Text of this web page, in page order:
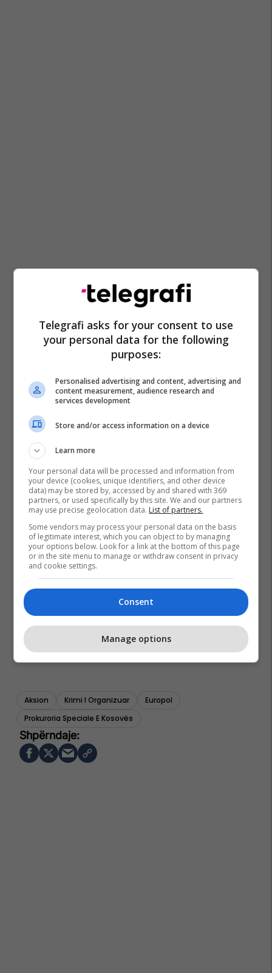
Aksion Krimi I Organizuar
Europol
Prokuroria Speciale E Kosovës
Telegrafi asks for your consent to use
your personal data for the following
purposes:
Personalised advertising and content, advertising and
content measurement, audience research and
services development
Store and/or access information on a device
Learn more
Your personal data will be processed and information from
your device (cookies, unique identifiers, and other device
data) may be stored by, accessed by and shared with 369
partners, or used specifically by this site. We and our partners
may use precise geolocation data. List of partners.
Some vendors may process your personal data on the basis
of legitimate interest, which you can object to by managing
your options below. Look for a link at the bottom of this page
or in the site menu to manage or withdraw consent in privacy
and cookie settings.
Consent
Manage options